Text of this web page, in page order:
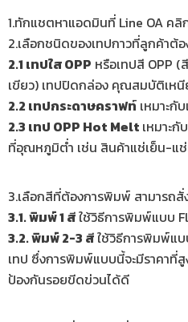
1.ทักแชตหาแอดมินที่ Line OA คลิ
2.เลือกชนิดของเทปกาวที่ลูกค้าต้อ
2.1 เทปใส OPP หรือเทปสี OPP (
เขียว) เทปปิดกล่อง คุณสมบัติเห
2.2 เทปกระดาษคราฟท เหมาะ
2.3 เทป OPP Hot Melt เหมาะ
ที่อุณหภูมิต่ำ เช่น สินค้าแช่เย็น-แ
3.เลือกสีที่ต้องการพิมพ์ สามารถ
3.1. พิมพ์ 1 ส ใช้วิธีการพิมพ์แบบ
3.2. พิมพ์ 2-3 ส ใช้วิธีการพิมพ์แ
เทป ซึ่งการพิมพ์แบบนี้จะมีราคาที่
ป้องกันรอยขีดข่วนได้ดี